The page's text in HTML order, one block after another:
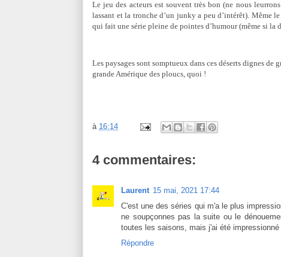
Le jeu des acteurs est souvent très bon (ne nous
lassant et la tronche d’un junky a peu d’intérêt). Même
qui fait une série pleine de pointes d’humour (même si
Les paysages sont somptueux dans ces déserts dignes
grande Amérique des ploucs, quoi !
à 16:14
4 commentaires:
Laurent 15 mai, 2021 17:44
C'est une des séries qui m'a le plus
ne soupçonnes pas la suite ou le
toutes les saisons, mais j'ai été
Répondre